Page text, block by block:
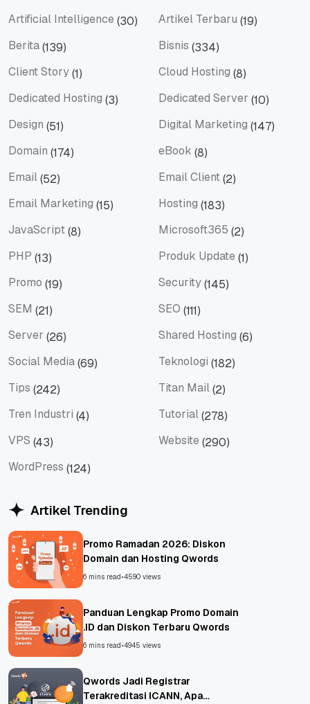
Artificial Intelligence (30) Artikel Terbaru (19)
Berita(139) Bisnis (334)
Client Story(1) Cloud Hosting (8)
Dedicated Hosting (3) Dedicated Server (10)
Design (51) Digital Marketing (147)
Domain (174) eBook (8)
Email(52) Email Client(2)
Email Marketing (15) Hosting (183)
JavaScript(8) Microsoft365 (2)
PHP (13) Produk Update (1)
Promo (19) Security(145)
SEM (21) SEO (111)
Server (26) Shared Hosting (6)
Social Media(69) Teknologi (182)
Tips (242) Titan Mail(2)
Tren Industri (4) Tutorial(278)
VPS (43) Website (290)
WordPress (124)
Artikel Trending
Promo Ramadan 2026: Diskon
Domain dan Hosting Qwords
6 mins read•4590 views
Panduan Lengkap Promo Domain
.ID dan Diskon Terbaru Qwords
6 mins read•4945 views
Qwords Jadi Registrar
Terakreditasi ICANN, Apa